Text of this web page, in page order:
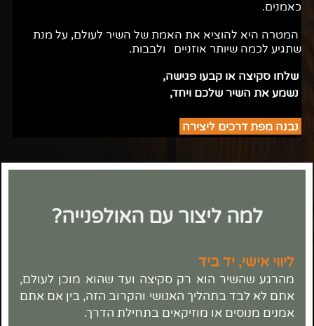
כאמנים.
המטרה היא להוציא את האמת של השיר לעולם, על מנת
שתגיע לכמה שיותר אוזניים ולבבות.
שלחו סקיצה או קבעו פגישה,
נשמע את השיר שלכם ויחד,
נבנה מפת דרכים ליצירה
למה ליצור עם האולפנייה?
ליווי אישי, יד ביד
מהרגע שהשיר הוא רק סקיצה ועד שהוא מוכן לעולם,
אתם לא לבד בתהליך האנושי והקרוב הזה, בין אם אתם
אמנים מנוסים או מוזיקאים בתחילת הדרך.